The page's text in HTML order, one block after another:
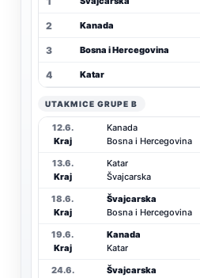
2 Kanada
3 Bosna i Hercegovina
4 Katar
UTAKMICE GRUPE B
12.6.
Kraj
Kanada
Bosna i Hercegovina
13.6.
Kraj
Katar
Švajcarska
18.6.
Kraj
Švajcarska
Bosna i Hercegovina
19.6.
Kraj
Kanada
Katar
24.6.
Švajcarska